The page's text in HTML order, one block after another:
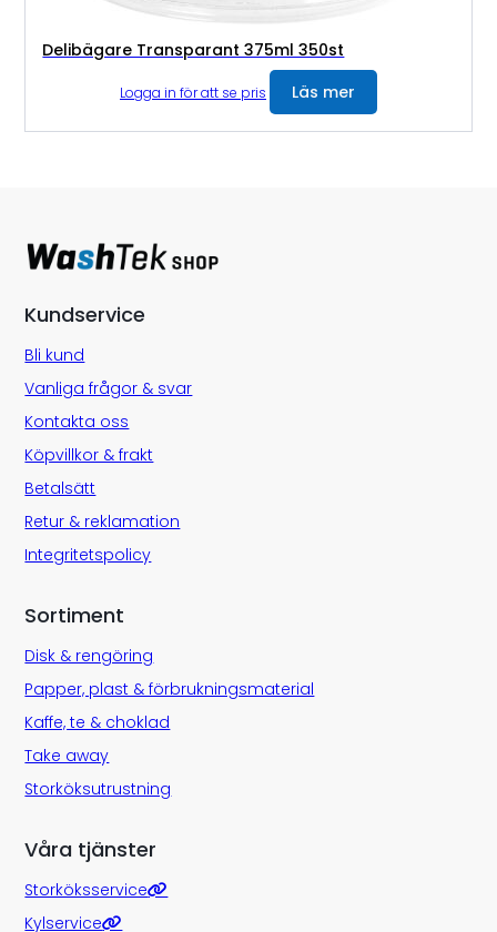
Delibägare Transparant 375ml 350st
Logga in för att se pris Läs mer
Kundservice
Bli kund
Vanliga frågor & svar
Kontakta oss
Köpvillkor & frakt
Betalsätt
Retur & reklamation
Integritetspolicy
Sortiment
Disk & rengöring
Papper, plast & förbrukningsmaterial
Kaffe, te & choklad
Take away
Storköksutrustning
Våra tjänster
Storköksservice
Kylservice